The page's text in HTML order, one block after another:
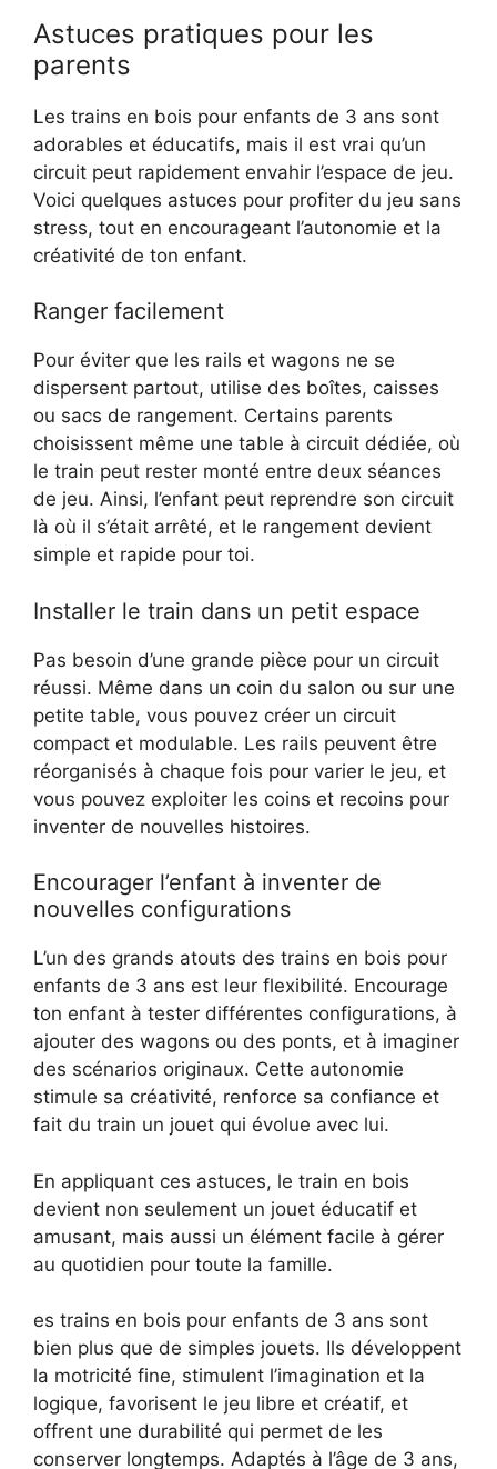
Astuces pratiques pour les
parents
Les trains en bois pour enfants de 3 ans sont
adorables et éducatifs, mais il est vrai qu’un
circuit peut rapidement envahir l’espace de jeu.
Voici quelques astuces pour profiter du jeu sans
stress, tout en encourageant l’autonomie et la
créativité de ton enfant.
Ranger facilement
Pour éviter que les rails et wagons ne se
dispersent partout, utilise des boîtes, caisses
ou sacs de rangement. Certains parents
choisissent même une table à circuit dédiée, où
le train peut rester monté entre deux séances
de jeu. Ainsi, l’enfant peut reprendre son circuit
là où il s’était arrêté, et le rangement devient
simple et rapide pour toi.
Installer le train dans un petit espace
Pas besoin d’une grande pièce pour un circuit
réussi. Même dans un coin du salon ou sur une
petite table, vous pouvez créer un circuit
compact et modulable. Les rails peuvent être
réorganisés à chaque fois pour varier le jeu, et
vous pouvez exploiter les coins et recoins pour
inventer de nouvelles histoires.
Encourager l’enfant à inventer de
nouvelles configurations
L’un des grands atouts des trains en bois pour
enfants de 3 ans est leur flexibilité. Encourage
ton enfant à tester différentes configurations, à
ajouter des wagons ou des ponts, et à imaginer
des scénarios originaux. Cette autonomie
stimule sa créativité, renforce sa confiance et
fait du train un jouet qui évolue avec lui.
En appliquant ces astuces, le train en bois
devient non seulement un jouet éducatif et
amusant, mais aussi un élément facile à gérer
au quotidien pour toute la famille.
es trains en bois pour enfants de 3 ans sont
bien plus que de simples jouets. Ils développent
la motricité fine, stimulent l’imagination et la
logique, favorisent le jeu libre et créatif, et
offrent une durabilité qui permet de les
conserver longtemps. Adaptés à l’âge de 3 ans,